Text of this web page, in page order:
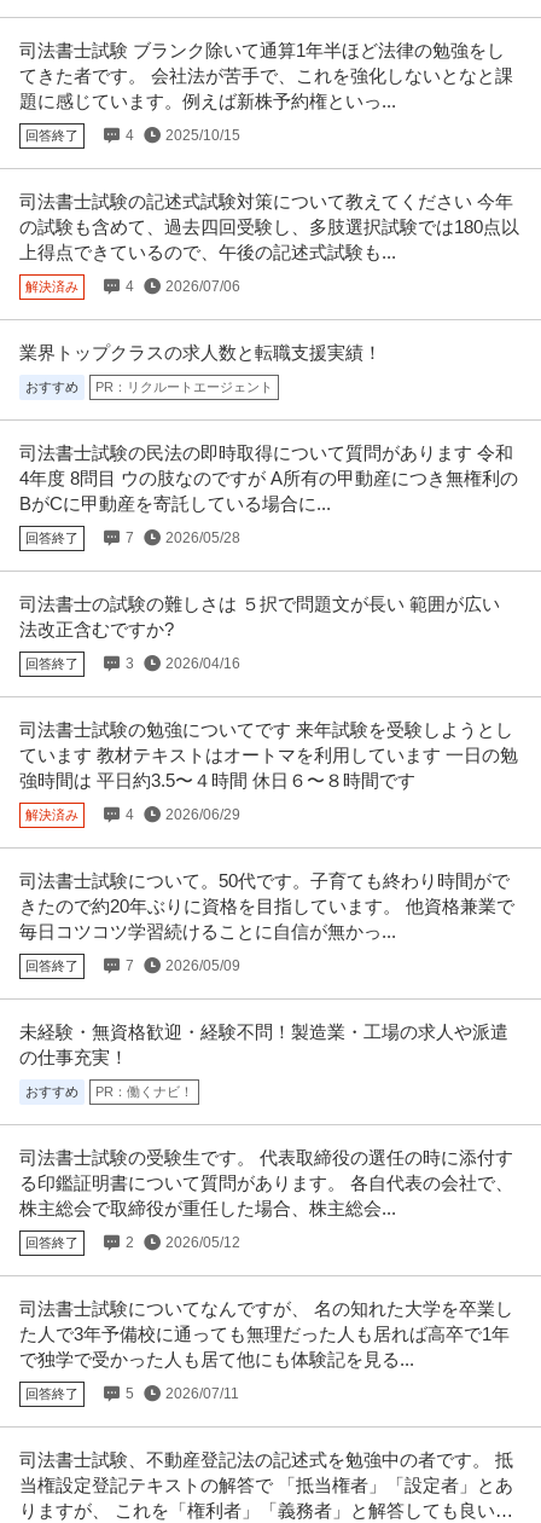
この条件の求人をもっと見る
司法書士試験 ブランク除いて通算1年半ほど法律の勉強をし
てきた者です。 会社法が苦手で、これを強化しないとなと課
題に感じています。例えば新株予約権といっ...
回答終了 4 2025/10/15
司法書士試験の記述式試験対策について教えてください 今年
の試験も含めて、過去四回受験し、多肢選択試験では180点以
上得点できているので、午後の記述式試験も...
解決済み 4 2026/07/06
業界トップクラスの求人数と転職支援実績！
おすすめ PR：リクルートエージェント
司法書士試験の民法の即時取得について質問があります 令和
4年度 8問目 ウの肢なのですが A所有の甲動産につき無権利の
BがCに甲動産を寄託している場合に...
回答終了 7 2026/05/28
司法書士の試験の難しさは ５択で問題文が長い 範囲が広い
法改正含むですか?
回答終了 3 2026/04/16
司法書士試験の勉強についてです 来年試験を受験しようとし
ています 教材テキストはオートマを利用しています 一日の勉
強時間は 平日約3.5〜４時間 休日６〜８時間です
解決済み 4 2026/06/29
司法書士試験について。50代です。子育ても終わり時間がで
きたので約20年ぶりに資格を目指しています。 他資格兼業で
毎日コツコツ学習続けることに自信が無かっ...
回答終了 7 2026/05/09
未経験・無資格歓迎・経験不問！製造業・工場の求人や派遣
の仕事充実！
おすすめ PR：働くナビ！
司法書士試験の受験生です。 代表取締役の選任の時に添付す
る印鑑証明書について質問があります。 各自代表の会社で、
株主総会で取締役が重任した場合、株主総会...
回答終了 2 2026/05/12
司法書士試験についてなんですが、 名の知れた大学を卒業し
た人で3年予備校に通っても無理だった人も居れば高卒で1年
で独学で受かった人も居て他にも体験記を見る...
回答終了 5 2026/07/11
司法書士試験、不動産登記法の記述式を勉強中の者です。 抵
当権設定登記テキストの解答で 「抵当権者」「設定者」とあ
りますが、 これを「権利者」「義務者」と解答しても良いの